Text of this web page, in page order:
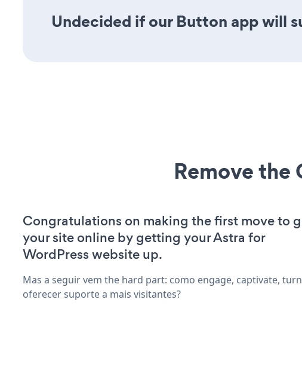
Undecided if our Button app will
Remove the
Congratulations on making the first move to
your site online by getting your Astra for
WordPress website up.
Mas a seguir vem the hard part: como engage, captivate,
oferecer suporte a mais visitantes?